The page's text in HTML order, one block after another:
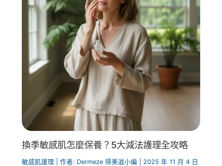
換季敏感肌怎麼保養？5大減法護理全攻略
敏感肌護理 | 作者: Dermeze 得美滋小編 2025 年 11 月 4 日